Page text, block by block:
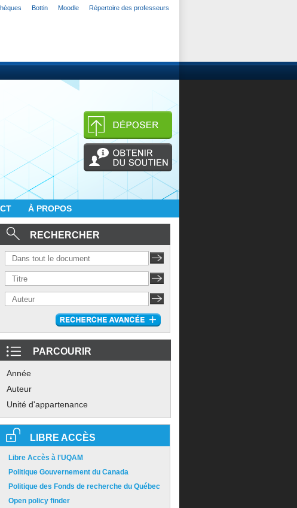
Bottin Moodle Répertoire des professeurs
À PROPOS
RECHERCHER
PARCOURIR
Année
Auteur
Unité d'appartenance
LIBRE ACCÈS
Libre Accès à l'UQAM
Politique Gouvernement du Canada
Politique des Fonds de recherche du Québec
Open policy finder